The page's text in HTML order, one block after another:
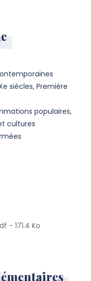
siècles, Première
populaires,
cultures
- 171.4 Ko